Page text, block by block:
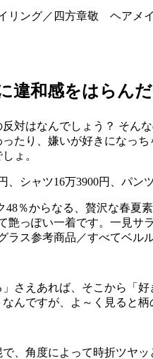
ング／四方章敬 ヘアメ
違和感をはらん
対はなんでしょう？ そん
たり、嫌いが好きになっ
ょ。
48％からなる、贅沢な春夏
艶っぽい一着です。一見サ
ラス参考商品／すべてベ
さえあれば、そこから「
んですが、よ～く見ると柄
、角度によって時折ツヤ